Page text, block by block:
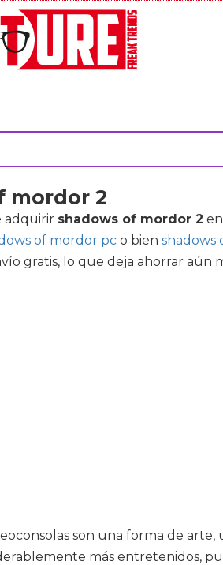
mordor 2
adquirir shadows of mordor 2
of mordor pc o bien shadows
gratis, lo que deja ahorrar aún
son una forma de
más entretenidos,